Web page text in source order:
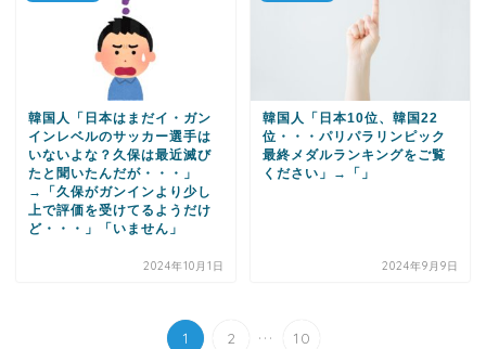
韓国人「日本はまだイ・ガン
インレベルのサッカー選手は
いないよな？久保は最近滅び
たと聞いたんだが・・・」
→「久保がガンインより少し
上で評価を受けてるようだけ
ど・・・」「いません」
2024年10月1日
韓国人「日本10位、韓国22
位・・・パリパラリンピック
最終メダルランキングをご覧
ください」→「」
2024年9月9日
1 2 ... 10